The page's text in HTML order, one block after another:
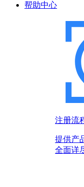
帮助中心
注册流
提供产
全面详